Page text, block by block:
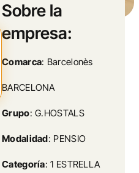
Sobre la
empresa:
Comarca: Barcelonès
BARCELONA
Grupo: G.HOSTALS
Modalidad: PENSIO
Categoría: 1 ESTRELLA